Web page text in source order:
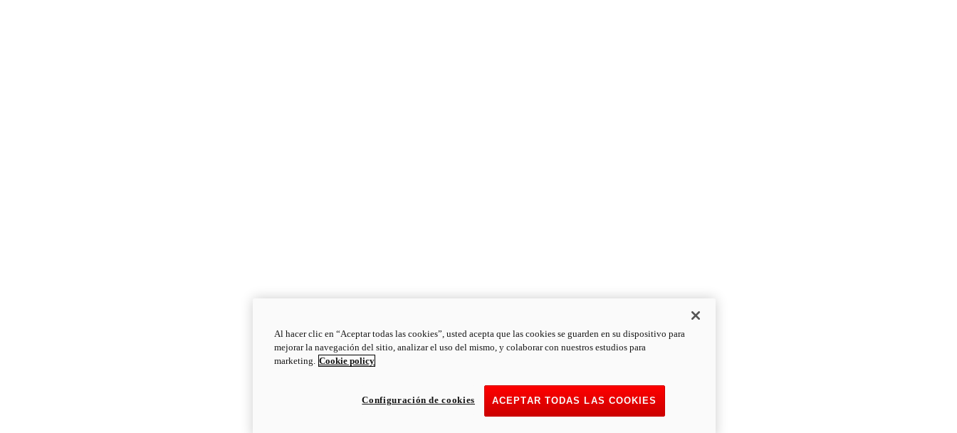
Al hacer clic en “Aceptar todas las cookies”, usted acepta que las cookies se guarden en su dispositivo para
mejorar la navegación del sitio, analizar el uso del mismo, y colaborar con nuestros estudios para
marketing. Cookie policy
ACEPTAR TODAS LAS COOKIES
Configuración de cookies